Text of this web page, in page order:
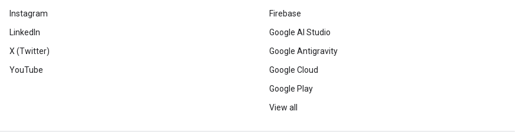
Instagram
LinkedIn
X (Twitter)
YouTube
Firebase
Google AI Studio
Google Antigravity
Google Cloud
Google Play
View all